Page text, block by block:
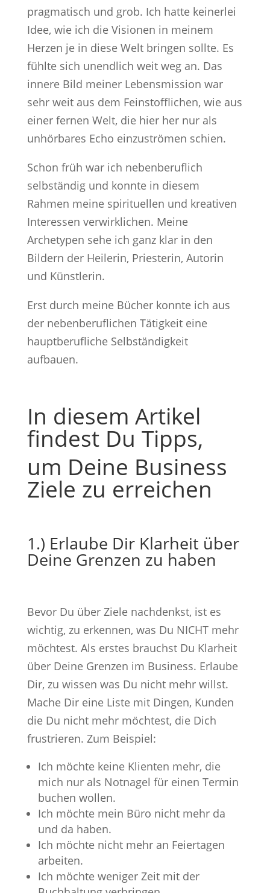
pragmatisch und grob. Ich hatte keinerlei
Idee, wie ich die Visionen in meinem
Herzen je in diese Welt bringen sollte. Es
fühlte sich unendlich weit weg an. Das
innere Bild meiner Lebensmission war
sehr weit aus dem Feinstofflichen, wie aus
einer fernen Welt, die hier her nur als
unhörbares Echo einzuströmen schien.
Schon früh war ich nebenberuflich
selbständig und konnte in diesem
Rahmen meine spirituellen und kreativen
Interessen verwirklichen. Meine
Archetypen sehe ich ganz klar in den
Bildern der Heilerin, Priesterin, Autorin
und Künstlerin.
Erst durch meine Bücher konnte ich aus
der nebenberuflichen Tätigkeit eine
hauptberufliche Selbständigkeit
aufbauen.
In diesem Artikel
findest Du Tipps,
um Deine Business
Ziele zu erreichen
1.) Erlaube Dir Klarheit über
Deine Grenzen zu haben
Bevor Du über Ziele nachdenkst, ist es
wichtig, zu erkennen, was Du NICHT mehr
möchtest. Als erstes brauchst Du Klarheit
über Deine Grenzen im Business. Erlaube
Dir, zu wissen was Du nicht mehr willst.
Mache Dir eine Liste mit Dingen, Kunden
die Du nicht mehr möchtest, die Dich
frustrieren. Zum Beispiel:
Ich möchte keine Klienten mehr, die
mich nur als Notnagel für einen Termin
buchen wollen.
Ich möchte mein Büro nicht mehr da
und da haben.
Ich möchte nicht mehr an Feiertagen
arbeiten.
Ich möchte weniger Zeit mit der